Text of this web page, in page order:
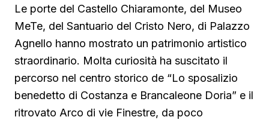
Le porte del Castello Chiaramonte, del Museo
MeTe, del Santuario del Cristo Nero, di Palazzo
Agnello hanno mostrato un patrimonio artistico
straordinario. Molta curiosità ha suscitato il
percorso nel centro storico de “Lo sposalizio
benedetto di Costanza e Brancaleone Doria” e il
ritrovato Arco di vie Finestre, da poco